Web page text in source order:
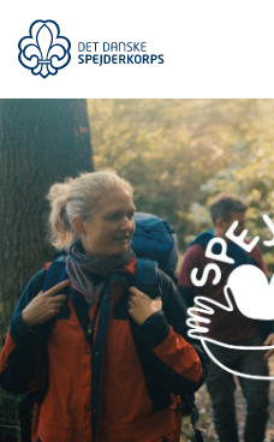
hovedindhold